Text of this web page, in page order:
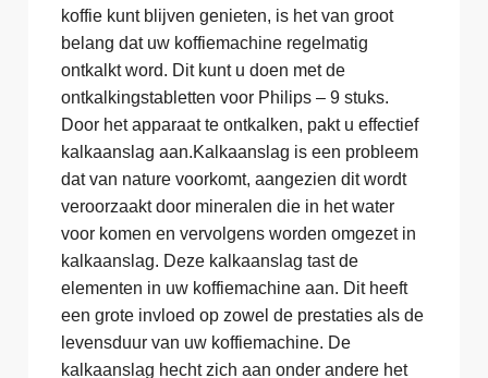
koffie kunt blijven genieten, is het van groot
belang dat uw koffiemachine regelmatig
ontkalkt word. Dit kunt u doen met de
ontkalkingstabletten voor Philips – 9 stuks.
Door het apparaat te ontkalken, pakt u effectief
kalkaanslag aan.Kalkaanslag is een probleem
dat van nature voorkomt, aangezien dit wordt
veroorzaakt door mineralen die in het water
voor komen en vervolgens worden omgezet in
kalkaanslag. Deze kalkaanslag tast de
elementen in uw koffiemachine aan. Dit heeft
een grote invloed op zowel de prestaties als de
levensduur van uw koffiemachine. De
kalkaanslag hecht zich aan onder andere het